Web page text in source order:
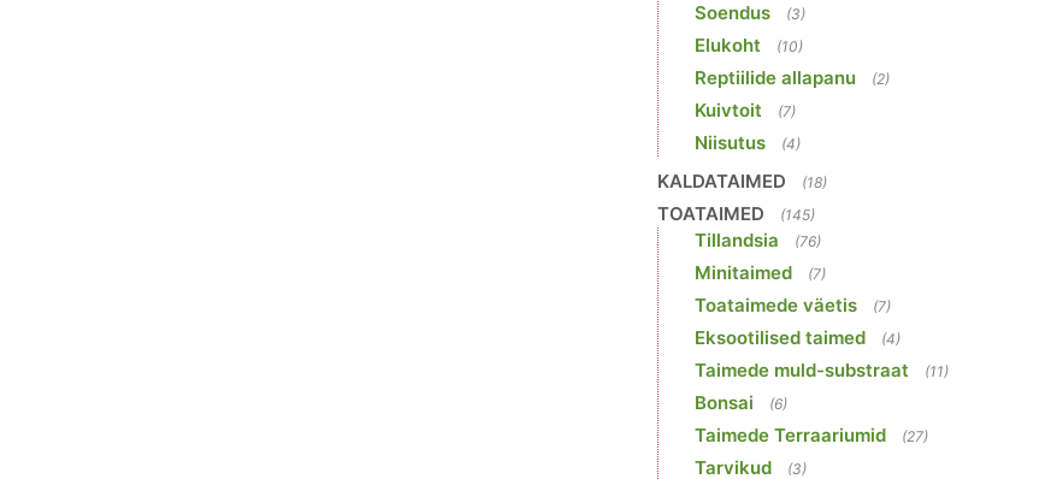
Soendus (3)
Elukoht (10)
Reptiilide allapanu (2)
Kuivtoit (7)
Niisutus (4)
KALDATAIMED (18)
TOATAIMED (145)
Tillandsia (76)
Minitaimed (7)
Toataimede väetis (7)
Eksootilised taimed (4)
Taimede muld-substraat (11)
Bonsai (6)
Taimede Terraariumid (27)
Tarvikud (3)